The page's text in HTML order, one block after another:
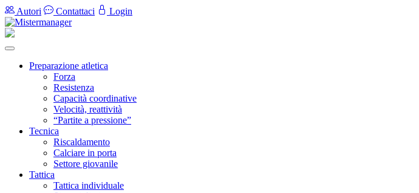
Autori Contattaci Login
Preparazione atletica
Forza
Resistenza
Capacità coordinative
Velocità, reattività
“Partite a pressione”
Tecnica
Riscaldamento
Calciare in porta
Settore giovanile
Tattica
Tattica individuale